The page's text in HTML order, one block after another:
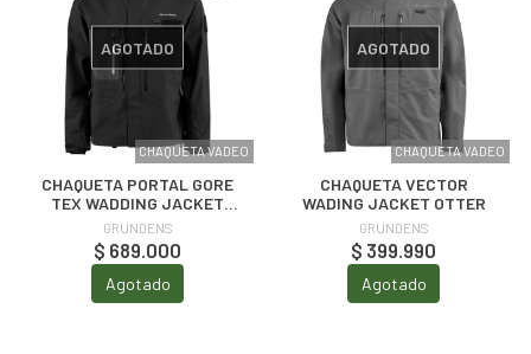
CHAQUETA VADEO
AGOTADO
CHAQUETA PORTAL GORE
TEX WADDING JACKET
BLACK
GRUNDENS
$ 689.000
Agotado
CHAQUETA VADEO
AGOTADO
CHAQUETA VECTOR
WADING JACKET OTTER
GRUNDENS
$ 399.990
Agotado